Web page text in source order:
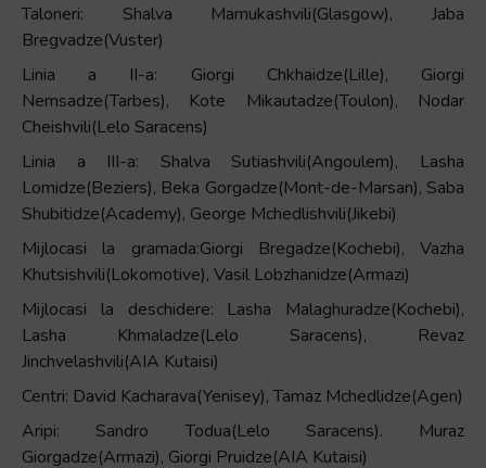
Taloneri: Shalva Mamukashvili(Glasgow), Jaba
Bregvadze(Vuster)
Linia a II-a: Giorgi Chkhaidze(Lille), Giorgi
Nemsadze(Tarbes), Kote Mikautadze(Toulon), Nodar
Cheishvili(Lelo Saracens)
Linia a III-a: Shalva Sutiashvili(Angoulem), Lasha
Lomidze(Beziers), Beka Gorgadze(Mont-de-Marsan), Saba
Shubitidze(Academy), George Mchedlishvili(Jikebi)
Mijlocasi la gramada:Giorgi Bregadze(Kochebi), Vazha
Khutsishvili(Lokomotive), Vasil Lobzhanidze(Armazi)
Mijlocasi la deschidere: Lasha Malaghuradze(Kochebi),
Lasha Khmaladze(Lelo Saracens), Revaz
Jinchvelashvili(AIA Kutaisi)
Centri: David Kacharava(Yenisey), Tamaz Mchedlidze(Agen)
Aripi: Sandro Todua(Lelo Saracens). Muraz
Giorgadze(Armazi), Giorgi Pruidze(AIA Kutaisi)